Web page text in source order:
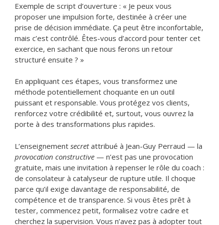
Exemple de script d’ouverture : « Je peux vous
proposer une impulsion forte, destinée à créer une
prise de décision immédiate. Ça peut être inconfortable,
mais c’est contrôlé. Êtes-vous d’accord pour tenter cet
exercice, en sachant que nous ferons un retour
structuré ensuite ? »
En appliquant ces étapes, vous transformez une
méthode potentiellement choquante en un outil
puissant et responsable. Vous protégez vos clients,
renforcez votre crédibilité et, surtout, vous ouvrez la
porte à des transformations plus rapides.
L’enseignement secretattribué à Jean-Guy Perraud — la
provocation constructive — n’est pas une provocation
gratuite, mais une invitation à repenser le rôle du coach :
de consolateur à catalyseur de rupture utile. Il choque
parce qu’il exige davantage de responsabilité, de
compétence et de transparence. Si vous êtes prêt à
tester, commencez petit, formalisez votre cadre et
cherchez la supervision. Vous n’avez pas à adopter tout